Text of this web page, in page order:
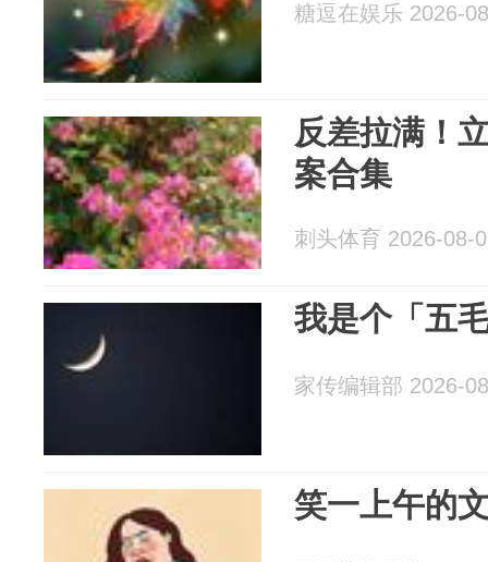
糖逗在娱乐 2026-
反差拉满！
案合集
刺头体育 2026-08-
我是个「五
家传编辑部 2026-
笑一上午的